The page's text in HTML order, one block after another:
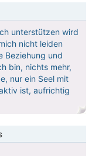
unterstützen wird
nicht leiden
Beziehung und
bin, nichts mehr,
nur ein Seel mit
ist, aufrichtig